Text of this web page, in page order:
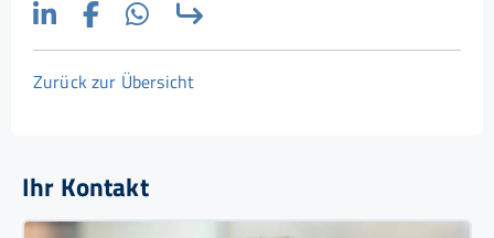
Zurück zur Übersicht
Ihr Kontakt